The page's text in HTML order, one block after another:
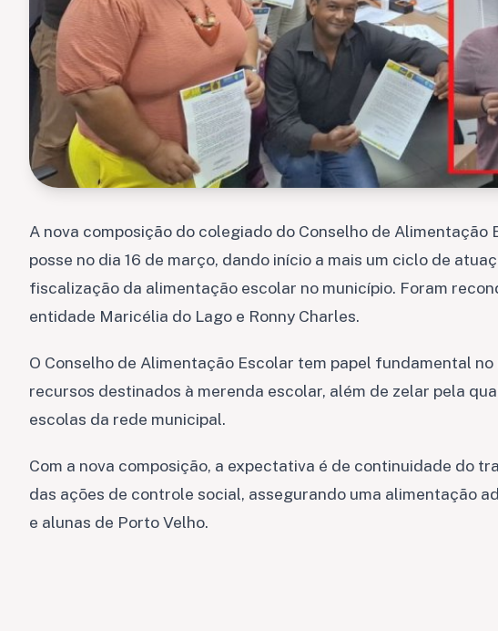
A nova composição do colegiado do Conselho de Alimentação
posse no dia 16 de março, dando início a mais um ciclo de
fiscalização da alimentação escolar no município. Foram
entidade Maricélia do Lago e Ronny Charles.
O Conselho de Alimentação Escolar tem papel fundamental
recursos destinados à merenda escolar, além de zelar pela
escolas da rede municipal.
Com a nova composição, a expectativa é de continuidade do
das ações de controle social, assegurando uma alimentação
e alunas de Porto Velho.